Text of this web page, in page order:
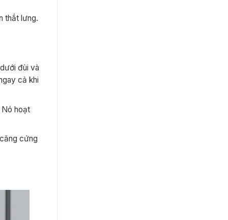
thắt lưng.
đùi và
cả khi
hoạt
cứng